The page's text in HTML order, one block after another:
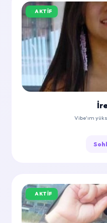
AKTIF
Vibe'ım
AKTIF